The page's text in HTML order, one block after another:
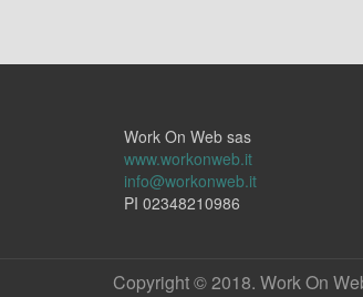
Work On Web sas
www.workonweb.it
info@workonweb.it
PI 02348210986
Copyright © 2018. Work On